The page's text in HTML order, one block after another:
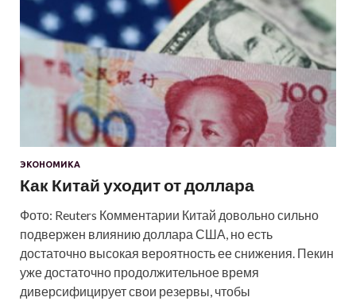
ЭКОНОМИКА
Как Китай уходит от доллара
Фото: Reuters Комментарии Китай довольно сильно
подвержен влиянию доллара США, но есть
достаточно высокая вероятность ее снижения. Пекин
уже достаточно продолжительное время
диверсифицирует свои резервы, чтобы